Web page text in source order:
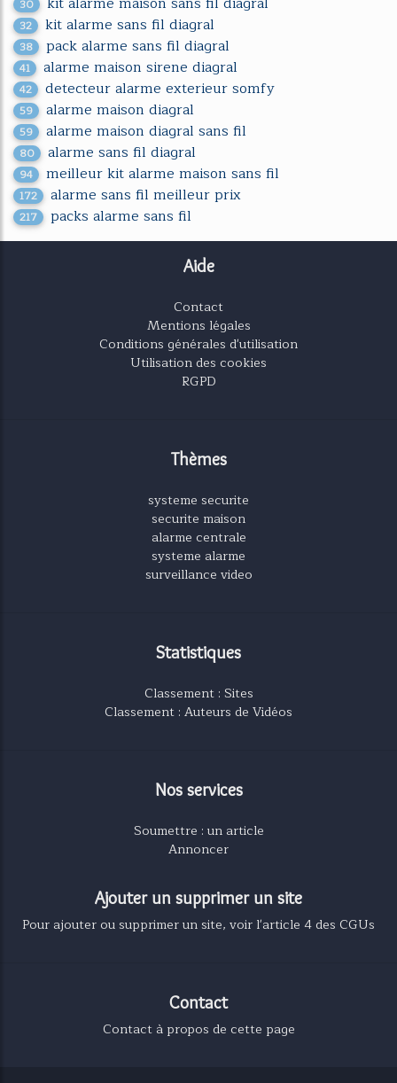
30
32 kit alarme sans fil diagral
38 pack alarme sans fil diagral
41 alarme maison sirene diagral
42 detecteur alarme exterieur somfy
59 alarme maison diagral
59 alarme maison diagral sans fil
80 alarme sans fil diagral
94 meilleur kit alarme maison sans fil
172 alarme sans fil meilleur prix
217 packs alarme sans fil
Aide
Contact
Mentions légales
Conditions générales d'utilisation
Utilisation des cookies
RGPD
Thèmes
systeme securite
securite maison
alarme centrale
systeme alarme
surveillance video
Statistiques
Classement : Sites
Classement : Auteurs de Vidéos
Nos services
Soumettre : un article
Annoncer
Ajouter un supprimer un site
Pour ajouter ou supprimer un site, voir l'article 4 des CGUs
Contact
Contact à propos de cette page